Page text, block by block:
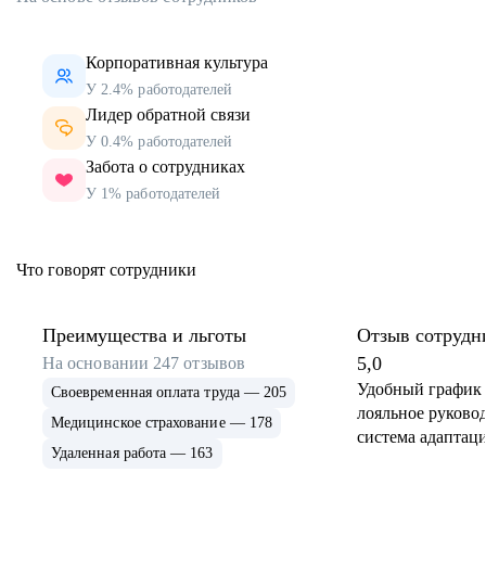
Корпоративная культура
У 2.4% работодателей
Лидер обратной связи
У 0.4% работодателей
Забота о сотрудниках
У 1% работодателей
Что говорят сотрудники
Преимущества и льготы
На основании 247 отзывов
Своевременная оплата труда — 205
Медицинское страхование — 178
Удаленная работа — 163
Отзыв
5,0
Удобный график
лояльное
система